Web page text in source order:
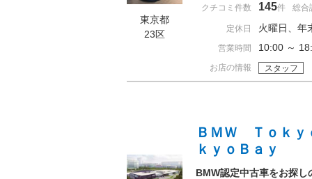
東京都
23区
クチコミ件数 145件 総合
定休日 火曜日、年
営業時間 10:00 ～
お店の情報 スタッフ
ＢＭＷ Ｔｏｋ
ｋｙｏＢａｙ
BMW認定中古車をお探